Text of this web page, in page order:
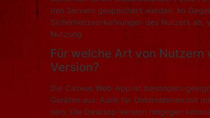
den Servern gespeichert werden. Im
Sicherheitsvorkehrungen des Nutzers
Nutzung.
Für welche Art von
Version?
Die Cazeus Web-App ist besonders
Geräten aus. Auch für Unternehmen mit
sein. Die Desktop-Version hingegen